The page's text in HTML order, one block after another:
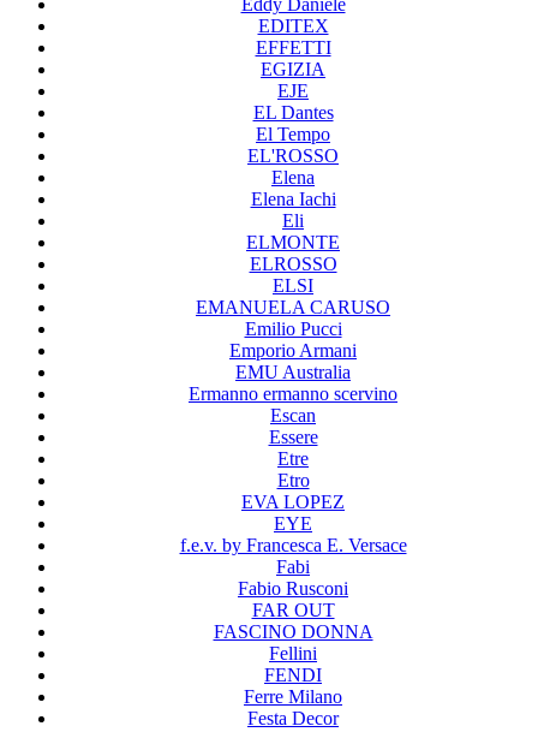
Eddy Daniele
EDITEX
EFFETTI
EGIZIA
EJE
EL Dantes
El Tempo
EL'ROSSO
Elena
Elena Iachi
Eli
ELMONTE
ELROSSO
ELSI
EMANUELA CARUSO
Emilio Pucci
Emporio Armani
EMU Australia
Ermanno ermanno scervino
Escan
Essere
Etre
Etro
EVA LOPEZ
EYE
f.e.v. by Francesca E. Versace
Fabi
Fabio Rusconi
FAR OUT
FASCINO DONNA
Fellini
FENDI
Ferre Milano
Festa Decor